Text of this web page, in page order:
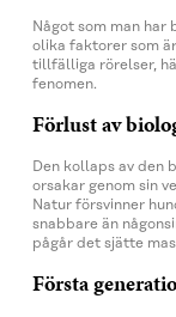
Något som man
olika faktorer som
tillfälliga rörelser,
fenomen.
Förlust av
Den kollaps av den
orsakar genom sin
Natur försvinner
snabbare än
pågår det sjätte
Första